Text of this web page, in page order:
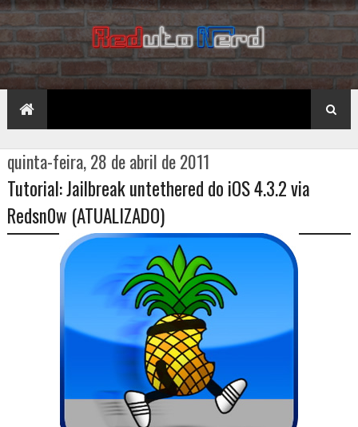
quinta-feira, 28 de abril de 2011
Tutorial: Jailbreak untethered do iOS 4.3.2 via
Redsn0w (ATUALIZADO)